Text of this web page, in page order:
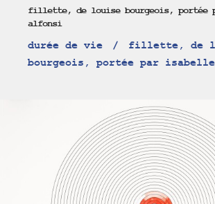
fillette, de louise bourgeois, portée
alfonsi
durée de vie
fillette, de
bourgeois, portée par